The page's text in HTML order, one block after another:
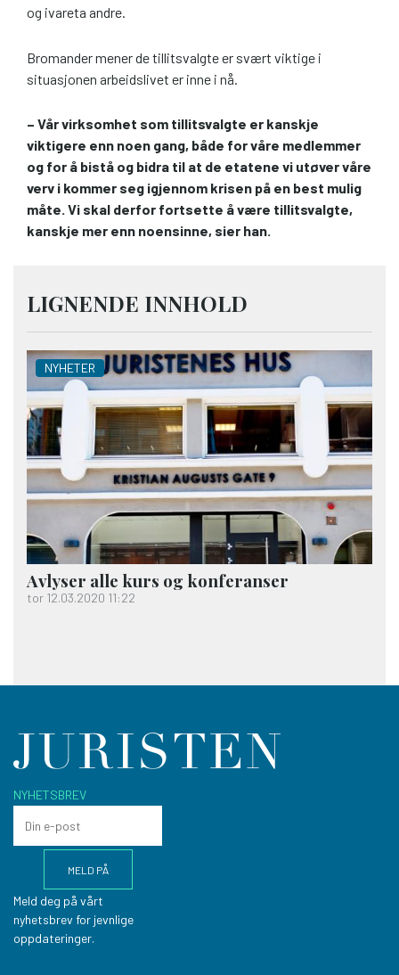
og ivareta andre.
Bromander mener de tillitsvalgte er svært viktige i
situasjonen arbeidslivet er inne i nå.
– Vår virksomhet som tillitsvalgte er kanskje
viktigere enn noen gang, både for våre medlemmer
og for å bistå og bidra til at de etatene vi utøver våre
verv i kommer seg igjennom krisen på en best mulig
måte. Vi skal derfor fortsette å være tillitsvalgte,
kanskje mer enn noensinne, sier han.
LIGNENDE INNHOLD
NYHETER
Avlyser alle kurs og konferanser
tor 12.03.2020 11:22
NYHETSBREV
Meld deg på vårt
nyhetsbrev for jevnlige
oppdateringer.